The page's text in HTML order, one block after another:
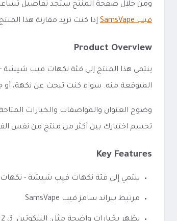
ومن خلال صفحة المنتج ستجد تفاصيل تساعدك
فيب SamsVape
إذا كنت تريد مقارنة هذا
Product Overview
المتوقعة منه. سواء كنت تبحث عن نكهة، أو
تحسم اختيارك بين أكثر من منتج من نفس
Key Features
ينتمي إلى فئة نكهات فيب شيشة -
مرتبط ببراند سامز فيب SamsVape